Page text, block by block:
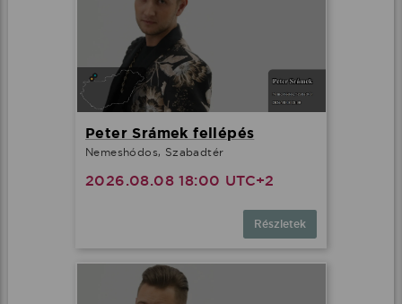
Peter Srámek fellépés
Nemeshódos, Szabadtér
2026.08.08 18:00 UTC+2
Részletek